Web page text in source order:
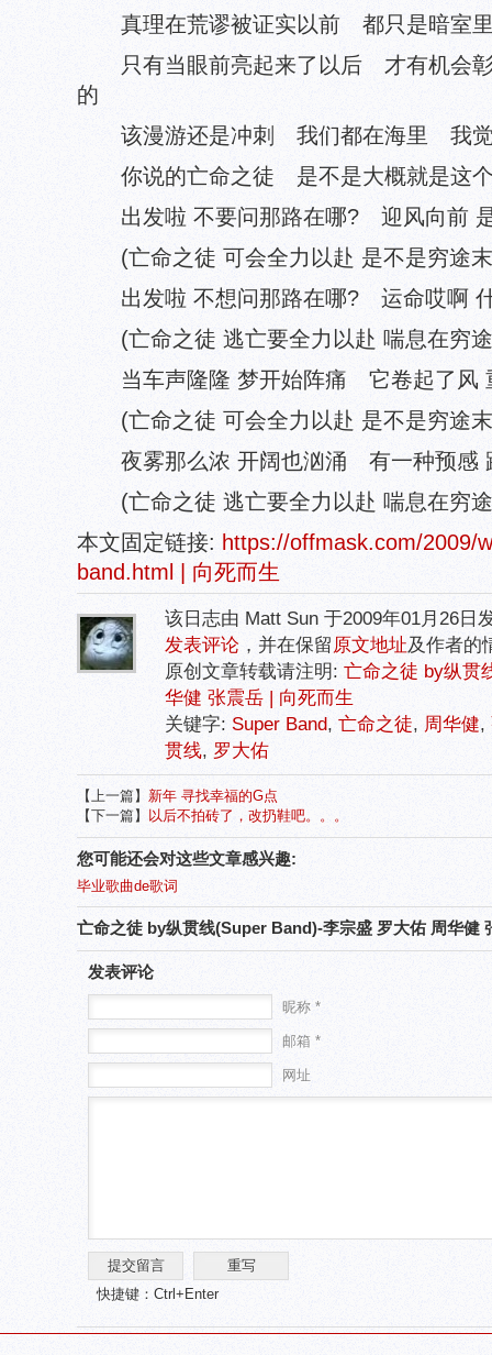
真理在荒谬被证实以前 都只是暗室
只有当眼前亮起来了以后 才有机会
的
该漫游还是冲刺 我们都在海里 我觉
你说的亡命之徒 是不是大概就是这
出发啦 不要问那路在哪? 迎风向前
(亡命之徒 可会全力以赴 是不是穷途末
出发啦 不想问那路在哪? 运命哎啊
(亡命之徒 逃亡要全力以赴 喘息在穷途
当车声隆隆 梦开始阵痛 它卷起了风
(亡命之徒 可会全力以赴 是不是穷途末
夜雾那么浓 开阔也汹涌 有一种预感
(亡命之徒 逃亡要全力以赴 喘息在穷途
本文固定链接: https://offmask.com/2009/
band.html | 向死而生
该日志由 Matt Sun 于2009年01月26日
发表评论 ，并在保留 原文地址及作者的
原创文章转载请注明: 亡命之徒 by纵贯
华健 张震岳 | 向死而生
关键字: Super Band, 亡命之徒, 周华健,
贯线, 罗大佑
【上一篇】 新年 寻找幸福的G点
【下一篇】
以后不拍砖了，改扔鞋吧。。。
您可能还会对这些文章感兴趣:
毕业歌曲de歌词
亡命之徒 by纵贯线(Super Band)-李宗盛 罗大佑 周华健
发表评论
昵称 *
邮箱 *
网址
快捷键：Ctrl+Enter